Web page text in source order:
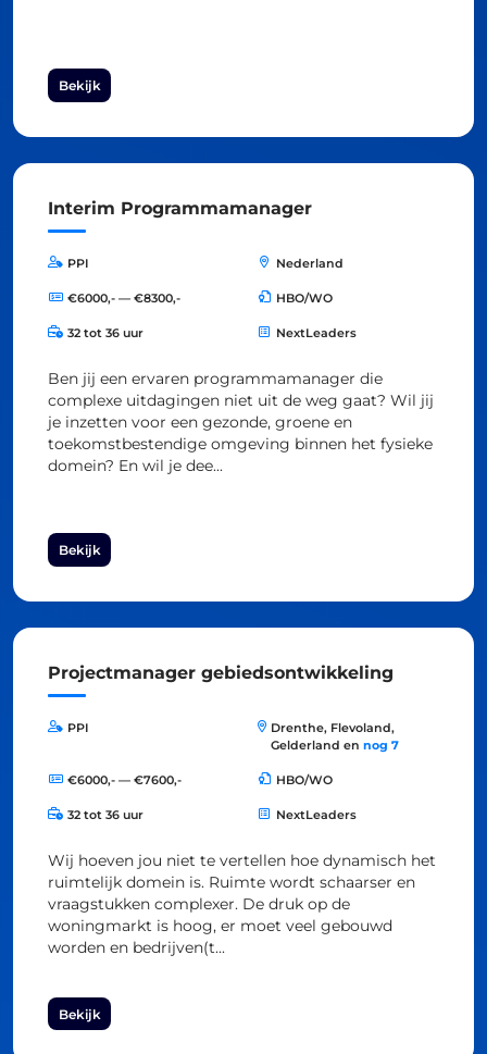
Bekijk
Interim Programmamanager
PPI Nederland
€6000,- — €8300,- HBO/WO
32 tot 36 uur NextLeaders
Ben jij een ervaren programmamanager die
complexe uitdagingen niet uit de weg gaat? Wil jij
je inzetten voor een gezonde, groene en
toekomstbestendige omgeving binnen het fysieke
domein? En wil je dee...
Bekijk
Projectmanager gebiedsontwikkeling
PPI
Drenthe, Flevoland,
Gelderland ennog 7
€6000,- — €7600,- HBO/WO
32 tot 36 uur NextLeaders
Wij hoeven jou niet te vertellen hoe dynamisch het
ruimtelijk domein is. Ruimte wordt schaarser en
vraagstukken complexer. De druk op de
woningmarkt is hoog, er moet veel gebouwd
worden en bedrijven(t...
Bekijk